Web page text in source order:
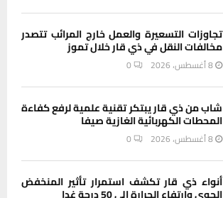
تجاوزات التسعيرة والعمل خارج المرائب تتصدر
مخالفات النقل في ذي قار خلال تموز
8 أغسطس، 2026 0
شاب من ذي قار يبتكر تقنية علمية لرفع كفاءة
المحطات الكهربائية الغازية صيفا
8 أغسطس، 2026 0
أنواء ذي قار تكشف استمرار تأثير المنخفض